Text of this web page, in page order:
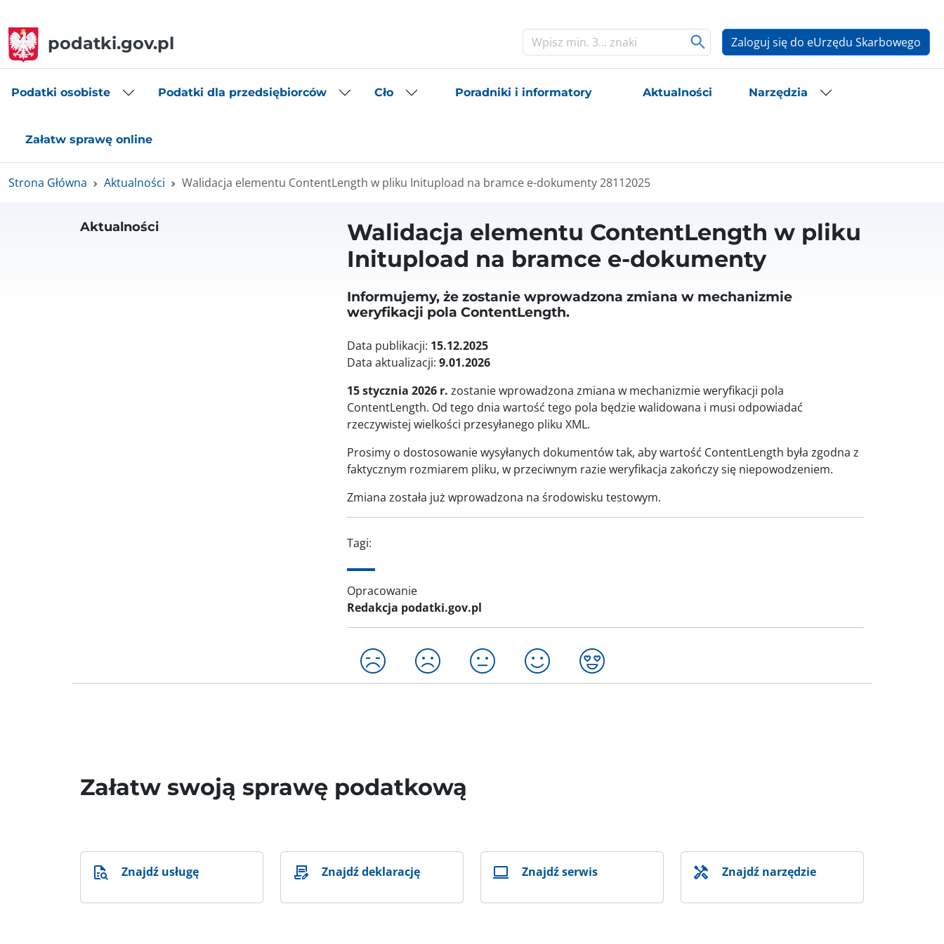
podatki.gov.pl Zaloguj się do eUrzędu Skarbowego
Podatki osobiste Podatki dla przedsiębiorców Cło Poradniki i informatory Aktualności Narzędzia
Załatw sprawę online
Strona Główna Aktualności Walidacja elementu ContentLength w pliku Initupload na bramce e-dokumenty 28112025
Aktualności
Walidacja elementu ContentLength w pliku
Initupload na bramce e-dokumenty
Informujemy, że zostanie wprowadzona zmiana w mechanizmie
weryfikacji pola ContentLength.
Data publikacji: 15.12.2025
Data aktualizacji: 9.01.2026
15 stycznia 2026 r. zostanie wprowadzona zmiana w mechanizmie weryfikacji pola
ContentLength. Od tego dnia wartość tego pola będzie walidowana i musi odpowiadać
rzeczywistej wielkości przesyłanego pliku XML.
Prosimy o dostosowanie wysyłanych dokumentów tak, aby wartość ContentLength była zgodna z
faktycznym rozmiarem pliku, w przeciwnym razie weryfikacja zakończy się niepowodzeniem.
Zmiana została już wprowadzona na środowisku testowym.
Tagi:
Opracowanie
Redakcja podatki.gov.pl
Załatw swoją sprawę podatkową
Znajdź usługę Znajdź deklarację Znajdź serwis Znajdź narzędzie